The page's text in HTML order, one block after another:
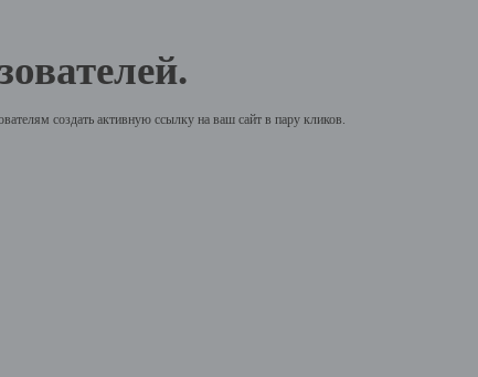
создать активную ссылку на ваш сайт в пару кликов.